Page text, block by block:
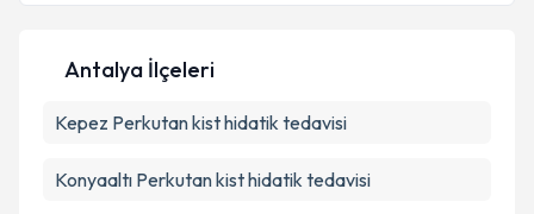
Metni'ni okudum ve kişisel verilerimin belirtilen
Antalya İlçeleri
Kepez Perkutan kist hidatik tedavisi
Konyaaltı Perkutan kist hidatik tedavisi